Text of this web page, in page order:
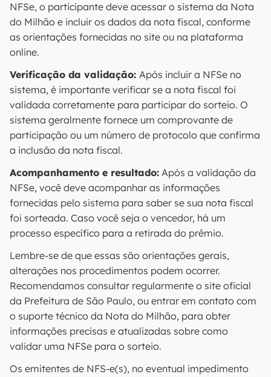
NFSe, o participante deve acessar o sistema da Nota
do Milhão e incluir os dados da nota fiscal, conforme
as orientações fornecidas no site ou na plataforma
online.
Verificação da validação: Após incluir a NFSe no
sistema, é importante verificar se a nota fiscal foi
validada corretamente para participar do sorteio. O
sistema geralmente fornece um comprovante de
participação ou um número de protocolo que confirma
a inclusão da nota fiscal.
Acompanhamento e resultado: Após a validação da
NFSe, você deve acompanhar as informações
fornecidas pelo sistema para saber se sua nota fiscal
foi sorteada. Caso você seja o vencedor, há um
processo específico para a retirada do prêmio.
Lembre-se de que essas são orientações gerais,
alterações nos procedimentos podem ocorrer.
Recomendamos consultar regularmente o site oficial
da Prefeitura de São Paulo, ou entrar em contato com
o suporte técnico da Nota do Milhão, para obter
informações precisas e atualizadas sobre como
validar uma NFSe para o sorteio.
Os emitentes de NFS-e(s), no eventual impedimento